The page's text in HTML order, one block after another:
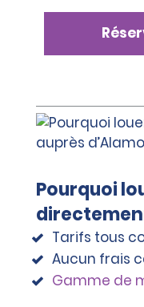
Pourquoi
Tarifs tous
Aucun frais
Gamme de